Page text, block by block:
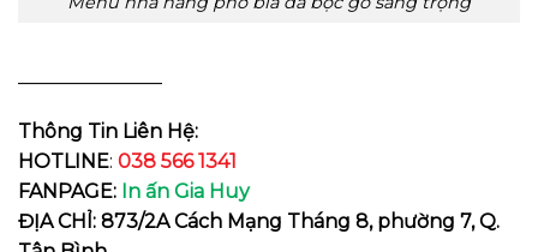
Thông Tin Liên Hệ:
HOTLINE: 038 566 1341
FANPAGE: In ấn Gia Huy
ĐỊA CHỈ: 873/2A Cách Mạng Tháng 8, phường 7, Q.